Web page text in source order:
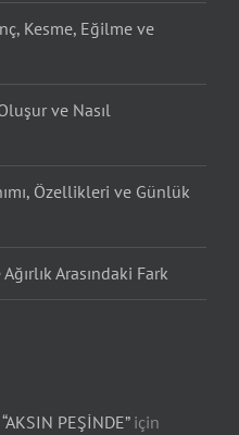
Kesme, Eğilme ve
ve Nasıl
Özellikleri ve Günlük
Arasındaki Fark
PEŞİNDE”için